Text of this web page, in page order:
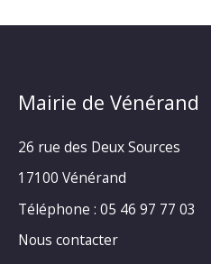
Mairie de Vénérand
26 rue des Deux Sources
17100 Vénérand
Téléphone : 05 46 97 77 03
Nous contacter